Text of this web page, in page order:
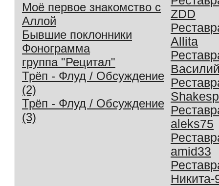
Моё первое знакомство с
Аллой
Бывшие поклонники
Фонограмма
группа "Рецитал"
Трёп - Флуд / Обсуждение
(2)
Трёп - Флуд / Обсуждение
(3)
ZDD
Allita
aleks75
amid33
Никита-